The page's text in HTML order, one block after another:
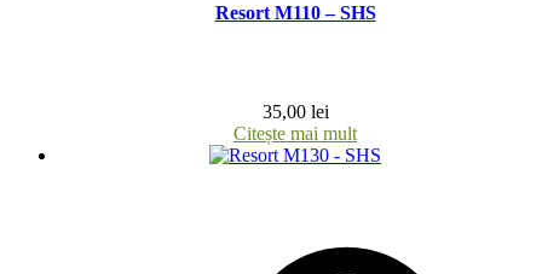
Resort M110 – SHS
35,00 lei
Citește mai mult